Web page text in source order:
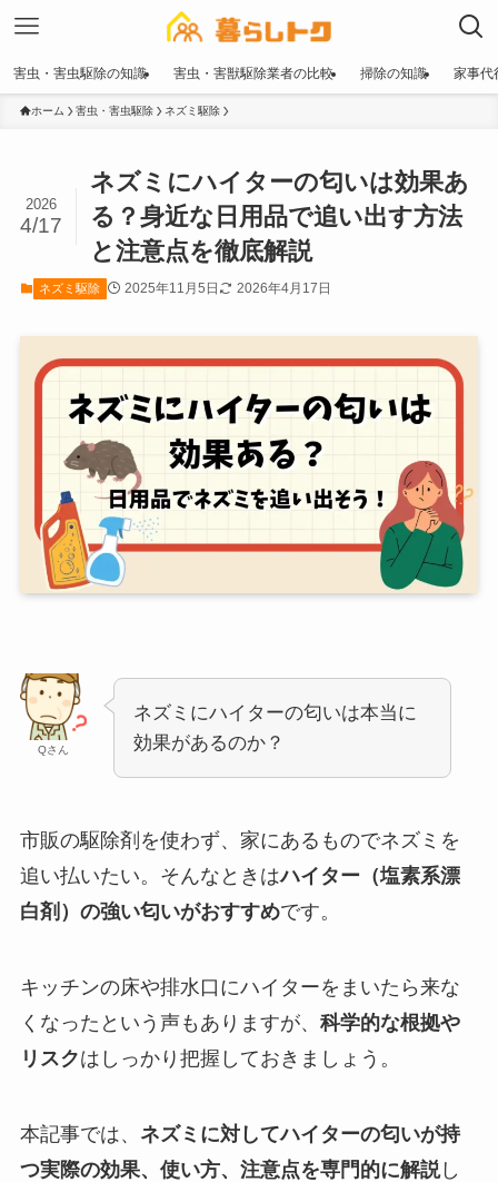
害虫・害虫駆除の知識 害虫・害獣駆除業者の比較 掃除の知識 家事代
ホーム 害虫・害虫駆除 ネズミ駆除
ネズミにハイターの匂いは効果あ
る？身近な日用品で追い出す方法
と注意点を徹底解説
2026
4/17
ネズミ駆除 2025年11月5日 2026年4月17日
Qさん
ネズミにハイターの匂いは本当に
効果があるのか？
市販の駆除剤を使わず、家にあるものでネズミを
追い払いたい。そんなときはハイター（塩素系漂
白剤）の強い匂いがおすすめです。
キッチンの床や排水口にハイターをまいたら来な
くなったという声もありますが、 科学的な根拠や
リスクはしっかり把握しておきましょう。
本記事では、 ネズミに対してハイターの匂いが持
つ実際の効果、使い方、注意点を専門的に解説し